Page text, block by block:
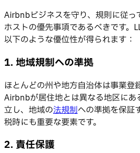
Airbnbビジネスを守り、規則に従っ
ホストの優先事項であるべきです。
以下のような優位性が得られます：
1. 地域規制への準拠
ほとんどの州や地方自治体は事業登
Airbnbが居住地とは異なる地区にあ
立し、地域の法規制への準拠を保証
税時にも重要な要素です。
2. 責任保護